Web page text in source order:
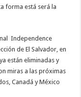
forma está será la
Independence
de El Salvador, en
están eliminadas y
miras a las próximas
Canadá y México